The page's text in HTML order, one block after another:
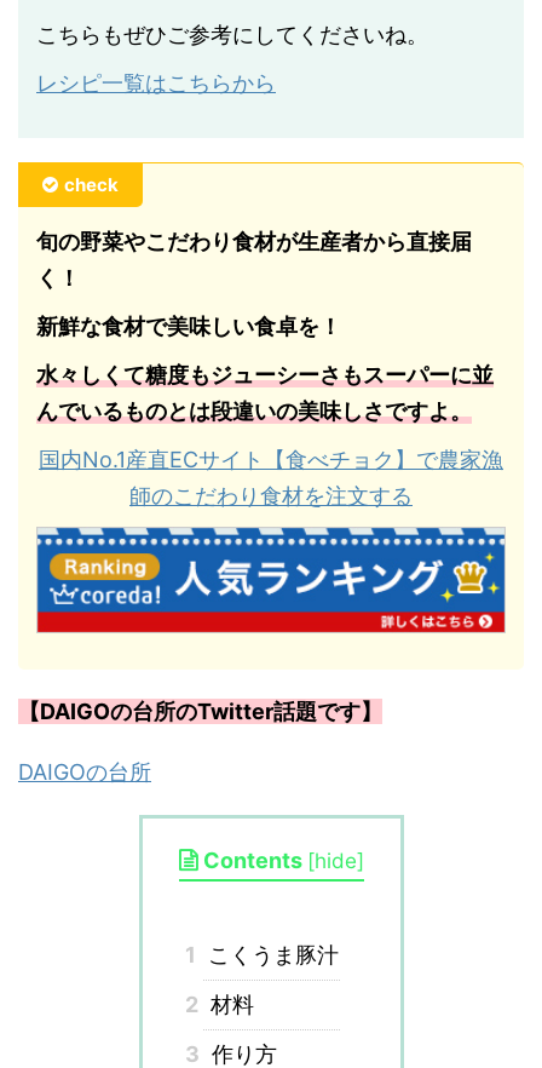
こちらもぜひご参考にしてくださいね。
レシピ一覧はこちらから
check
旬の野菜やこだわり食材が生産者から直接届
く！
新鮮な食材で美味しい食卓を！
水々しくて糖度もジューシーさもスーパーに並
んでいるものとは段違いの美味しさですよ。
国内No.1産直ECサイト【食べチョク】で農家漁
師のこだわり食材を注文する
【DAIGOの台所のTwitter話題です】
DAIGOの台所
Contents [hide]
1
こくうま豚汁
2 材料
3 作り方